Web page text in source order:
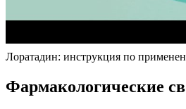
Лоратадин: инструкция по
Фармакологические